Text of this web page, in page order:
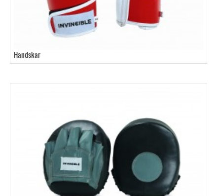
Handskar